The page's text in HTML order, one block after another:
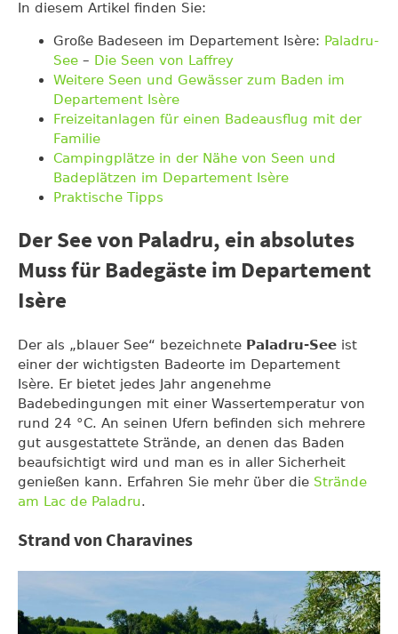
In diesem Artikel finden Sie:
Große Badeseen im Departement Isère: Paladru-
See – Die Seen von Laffrey
Weitere Seen und Gewässer zum Baden im
Departement Isère
Freizeitanlagen für einen Badeausflug mit der
Familie
Campingplätze in der Nähe von Seen und
Badeplätzen im Departement Isère
Praktische Tipps
Der See von Paladru, ein absolutes
Muss für Badegäste im Departement
Isère
Der als „blauer See“ bezeichnete Paladru-See ist
einer der wichtigsten Badeorte im Departement
Isère. Er bietet jedes Jahr angenehme
Badebedingungen mit einer Wassertemperatur von
rund 24 °C. An seinen Ufern befinden sich mehrere
gut ausgestattete Strände, an denen das Baden
beaufsichtigt wird und man es in aller Sicherheit
genießen kann. Erfahren Sie mehr über die Strände
am Lac de Paladru.
Strand von Charavines